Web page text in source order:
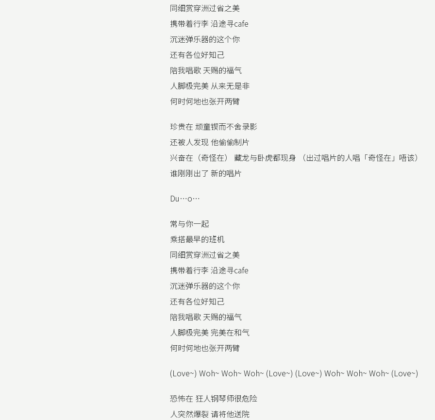
同细赏穿洲过省之美
携带着行李 沿途寻cafe
沉迷弹乐器的这个你
还有各位好知己
陪我唱歌 天赐的福气
人脚极完美 从来无是非
何时何地也张开两臂
珍贵在 顽童锲而不舍录影
还被人发现 他偷偷制片
兴奋在（奇怪在） 藏龙与卧虎都现身 （出过唱片的人唱「奇怪在」唔该）
谁刚刚出了 新的唱片
Du…o…
常与你一起
乘搭最早的班机
同细赏穿洲过省之美
携带着行李 沿途寻cafe
沉迷弹乐器的这个你
还有各位好知己
陪我唱歌 天赐的福气
人脚极完美 完美在和气
何时何地也张开两臂
(Love~) Woh~ Woh~ Woh~ (Love~) (Love~) Woh~ Woh~ Woh~ (Love~)
恐怖在 狂人钢琴师很危险
人突然爆裂 请将他送院